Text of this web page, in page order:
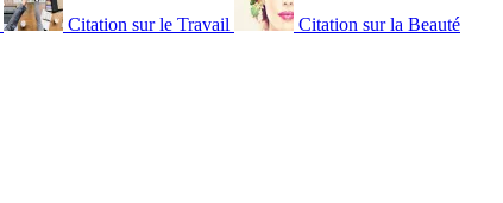
Citation sur le Travail Citation sur la Beauté